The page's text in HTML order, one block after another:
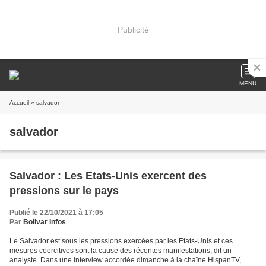
Publicité
MENU
Accueil » salvador
salvador
Salvador : Les Etats-Unis exercent des
pressions sur le pays
Publié le 22/10/2021 à 17:05
Par Bolivar Infos
Le Salvador est sous les pressions exercées par les Etats-Unis et ces
mesures coercitives sont la cause des récentes manifestations, dit un
analyste. Dans une interview accordée dimanche à la chaîne HispanTV,